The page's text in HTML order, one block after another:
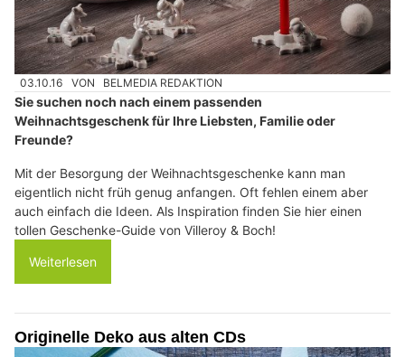
03.10.16 VON BELMEDIA REDAKTION
Sie suchen noch nach einem passenden
Weihnachtsgeschenk für Ihre Liebsten, Familie oder
Freunde?
Mit der Besorgung der Weihnachtsgeschenke kann man
eigentlich nicht früh genug anfangen. Oft fehlen einem aber
auch einfach die Ideen. Als Inspiration finden Sie hier einen
tollen Geschenke-Guide von Villeroy & Boch!
Weiterlesen
Originelle Deko aus alten CDs